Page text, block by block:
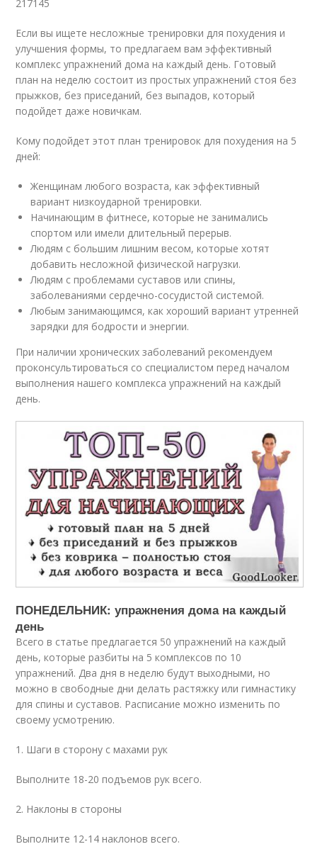
217145
Если вы ищете несложные тренировки для похудения и
улучшения формы, то предлагаем вам эффективный
комплекс упражнений дома на каждый день. Готовый
план на неделю состоит из простых упражнений стоя без
прыжков, без приседаний, без выпадов, который
подойдет даже новичкам.
Кому подойдет этот план тренировок для похудения на 5
дней:
Женщинам любого возраста, как эффективный
вариант низкоударной тренировки.
Начинающим в фитнесе, которые не занимались
спортом или имели длительный перерыв.
Людям с большим лишним весом, которые хотят
добавить несложной физической нагрузки.
Людям с проблемами суставов или спины,
заболеваниями сердечно-сосудистой системой.
Любым занимающимся, как хороший вариант утренней
зарядки для бодрости и энергии.
При наличии хронических заболеваний рекомендуем
проконсультироваться со специалистом перед началом
выполнения нашего комплекса упражнений на каждый
день.
ПОНЕДЕЛЬНИК: упражнения дома на каждый
день
Всего в статье предлагается 50 упражнений на каждый
день, которые разбиты на 5 комплексов по 10
упражнений. Два дня в неделю будут выходными, но
можно в свободные дни делать растяжку или гимнастику
для спины и суставов. Расписание можно изменить по
своему усмотрению.
1. Шаги в сторону с махами рук
Выполните 18-20 подъемов рук всего.
2. Наклоны в стороны
Выполните 12-14 наклонов всего.